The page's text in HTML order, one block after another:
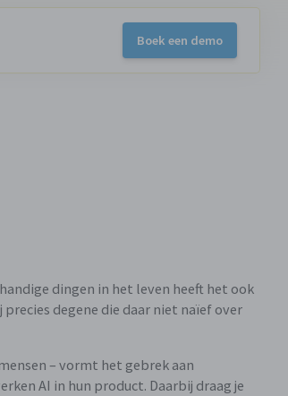
Boek een demo
dingen in het leven heeft het ook
degene die daar niet naïef over
– vormt het gebrek aan
AI in hun product. Daarbij draag je